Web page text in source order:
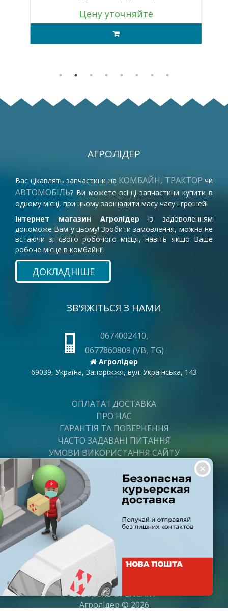
Цену уточняйте
АГРОЛІДЕР
Вас цікавлять запчастини на КОМБАЙН, ТРАКТОР чи
АВТОМОБІЛЬ? Ви можете всі ці запчастини купити в
одному місці, при цьому заощадити масу часу і грошей!
Інтернет магазин Агролідер із задоволенням
допоможе Вам у цьому! Зробити замовлення, можна не
встаючи зі свого робочого місця, навіть якщо Ваше
робоче місце в комбайні!
ДОКЛАДНІШЕ
ЗВ'ЯЖІТЬСЯ З НАМИ
0674002410,
0677860809 (VB, TG)
Агролідер
69039, Україна, Запоріжжя, вул. Українська, 143
ОПЛАТА І ДОСТАВКА
ПРО НАС
ГАРАНТІЯ ТА ПОВЕРНЕННЯ
ЧАСТО ЗАДАВАНІ ПИТАННЯ
УМОВИ ВИКОРИСТАННЯ САЙТУ
ПОСТАЧАЛЬНИКАМ
ПАРТНЕРИ
ГРАФІК РОБОТИ
Пн-Пт: з 8:00 до 21:00
Субота: з 9:00 до 20:00
Неділя: з 10:00 до 19:00
СтвореноOPENCART
Агролідер © 2026